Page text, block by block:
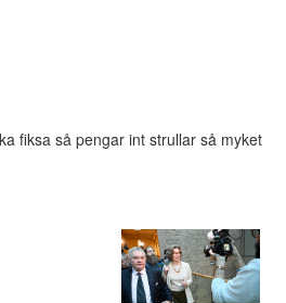
fiksa så pengar int strullar så myket